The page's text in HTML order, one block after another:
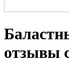
отзывы